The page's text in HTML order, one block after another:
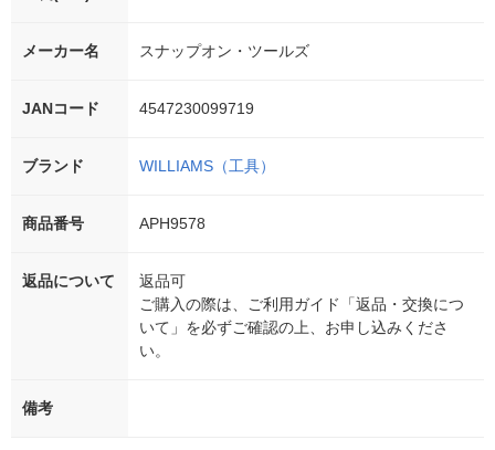
メーカー名 スナップオン・ツールズ
JANコード 4547230099719
ブランド WILLIAMS（工具）
商品番号 APH9578
返品について
返品可
ご購入の際は、ご利用ガイド「返品・交換につ
いて」を必ずご確認の上、お申し込みくださ
い。
備考